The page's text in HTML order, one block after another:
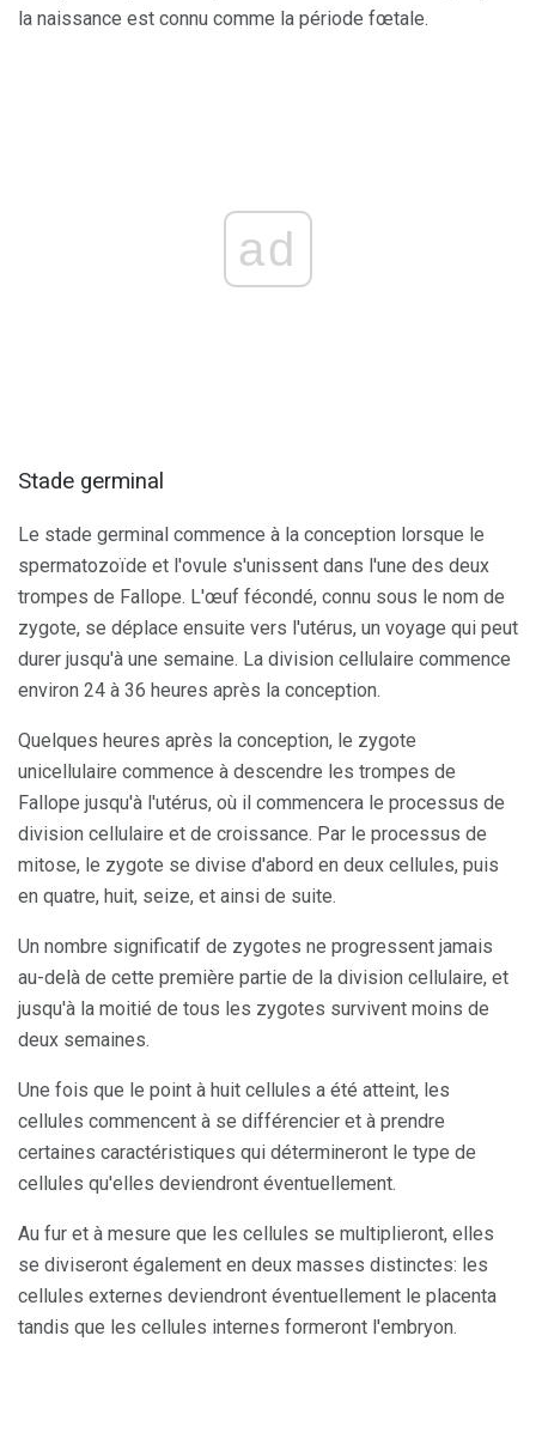
la naissance est connu comme la période fœtale.
ad
Stade germinal
Le stade germinal commence à la conception lorsque le
spermatozoïde et l'ovule s'unissent dans l'une des deux
trompes de Fallope. L'œuf fécondé, connu sous le nom de
zygote, se déplace ensuite vers l'utérus, un voyage qui peut
durer jusqu'à une semaine. La division cellulaire commence
environ 24 à 36 heures après la conception.
Quelques heures après la conception, le zygote
unicellulaire commence à descendre les trompes de
Fallope jusqu'à l'utérus, où il commencera le processus de
division cellulaire et de croissance. Par le processus de
mitose, le zygote se divise d'abord en deux cellules, puis
en quatre, huit, seize, et ainsi de suite.
Un nombre significatif de zygotes ne progressent jamais
au-delà de cette première partie de la division cellulaire, et
jusqu'à la moitié de tous les zygotes survivent moins de
deux semaines.
Une fois que le point à huit cellules a été atteint, les
cellules commencent à se différencier et à prendre
certaines caractéristiques qui détermineront le type de
cellules qu'elles deviendront éventuellement.
Au fur et à mesure que les cellules se multiplieront, elles
se diviseront également en deux masses distinctes: les
cellules externes deviendront éventuellement le placenta
tandis que les cellules internes formeront l'embryon.